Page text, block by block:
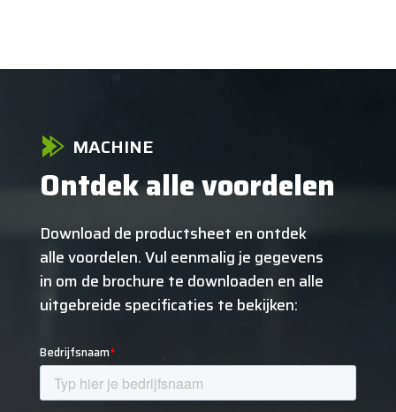
MACHINE
Ontdek alle voordelen
Download de productsheet en ontdek
alle voordelen. Vul eenmalig je gegevens
in om de brochure te downloaden en alle
uitgebreide specificaties te bekijken: